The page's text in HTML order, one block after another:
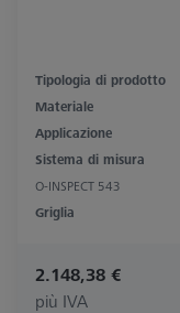
Tipologia di prodotto
Materiale
Applicazione
Sistema di misura
O-INSPECT 543
Griglia
2.148,38 €
più IVA